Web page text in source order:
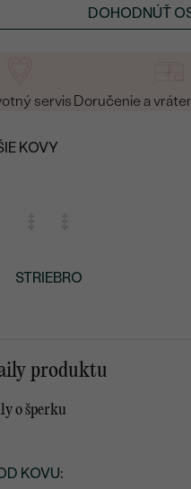
DOHODNÚŤ
servis Doručenie a
KOVY
STRIEBRO
produktu
o šperku
KOVU: